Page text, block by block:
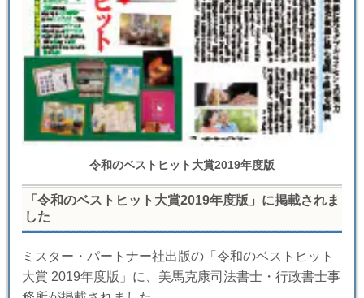
令和のベストヒット大賞2019年度版
「令和のベストヒット大賞2019年度版」に掲載されま
した
ミスター・パートナー社出版の「令和のベストヒット
大賞 2019年度版」に、美馬克康司法書士・行政書士事